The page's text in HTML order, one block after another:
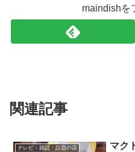
maindishを
関連記事
テレビ・雑誌・話題の店
マク